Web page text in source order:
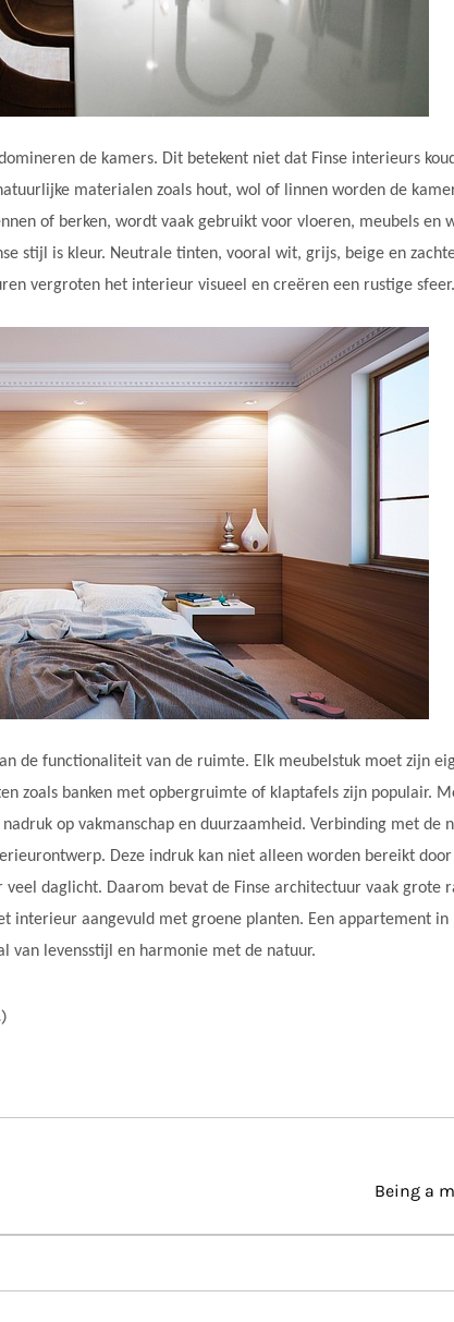
de kamers. Dit betekent niet dat Finse interieurs
materialen zoals hout, wol of linnen worden de
of berken, wordt vaak gebruikt voor vloeren, meubels en
stijl is kleur. Neutrale tinten, vooral wit, grijs, beige en
vergroten het interieur visueel en creëren een rustige sfeer.
de functionaliteit van de ruimte. Elk meubelstuk moet zijn
zoals banken met opbergruimte of klaptafels zijn populair.
op vakmanschap en duurzaamheid. Verbinding met de
Deze indruk kan niet alleen worden bereikt
daglicht. Daarom bevat de Finse architectuur vaak grote
interieur aangevuld met groene planten. Een appartement in
van levensstijl en harmonie met de natuur.
Being a